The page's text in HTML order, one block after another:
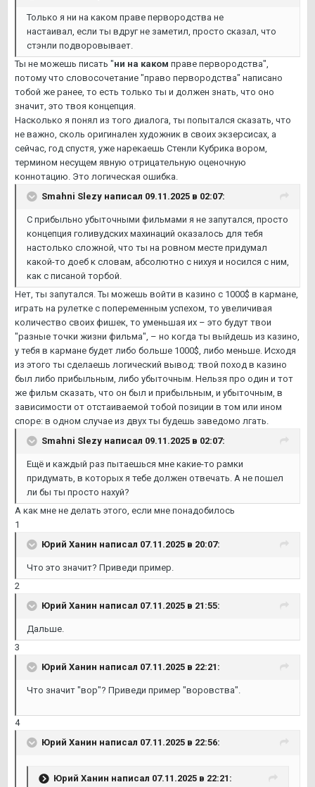
Только я ни на каком праве первородства не
настаивал, если ты вдруг не заметил, просто сказал, что
стэнли подворовывает.
Ты не можешь писать "ни на каком праве первородства",
потому что словосочетание "право первородства" написано
тобой же ранее, то есть только ты и должен знать, что оно
значит, это твоя концепция.
Насколько я понял из того диалога, ты попытался сказать, что
не важно, сколь оригинален художник в своих экзерсисах, а
сейчас, год спустя, уже нарекаешь Стенли Кубрика вором,
термином несущем явную отрицательную оценочную
коннотацию. Это логическая ошибка.
Smahni Slezy написал 09.11.2025 в 02:07:
С прибыльно убыточными фильмами я не запутался, просто
концепция голивудских махинаций оказалось для тебя
настолько сложной, что ты на ровном месте придумал
какой-то доеб к словам, абсолютно с нихуя и носился с ним,
как с писаной торбой.
Нет, ты запутался. Ты можешь войти в казино с 1000$ в кармане,
играть на рулетке с попеременным успехом, то увеличивая
количество своих фишек, то уменьшая их – это будут твои
"разные точки жизни фильма", – но когда ты выйдешь из казино,
у тебя в кармане будет либо больше 1000$, либо меньше. Исходя
из этого ты сделаешь логический вывод: твой поход в казино
был либо прибыльным, либо убыточным. Нельзя про один и тот
же фильм сказать, что он был и прибыльным, и убыточным, в
зависимости от отстаиваемой тобой позиции в том или ином
споре: в одном случае из двух ты будешь заведомо лгать.
Smahni Slezy написал 09.11.2025 в 02:07:
Ещё и каждый раз пытаешься мне какие-то рамки
придумать, в которых я тебе должен отвечать. А не пошел
ли бы ты просто нахуй?
А как мне не делать этого, если мне понадобилось
1
Юрий Ханин написал 07.11.2025 в 20:07:
Что это значит? Приведи пример.
2
Юрий Ханин написал 07.11.2025 в 21:55:
Дальше.
3
Юрий Ханин написал 07.11.2025 в 22:21:
Что значит "вор"? Приведи пример "воровства".
4
Юрий Ханин написал 07.11.2025 в 22:56:
Юрий Ханин написал 07.11.2025 в 22:21: